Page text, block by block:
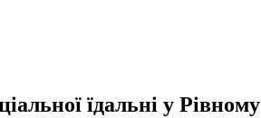
їдальні у Рівному